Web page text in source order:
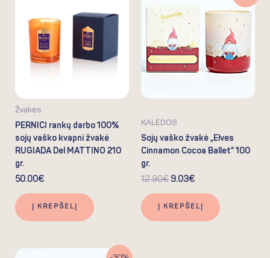
Žvakės
PERNICI rankų darbo 100%
sojų vaško kvapni žvakė
RUGIADA Del MATTINO 210
gr.
50.00€
Į KREPŠELĮ
KALĖDOS
Sojų vaško žvakė „Elves
Cinnamon Cocoa Ballet” 100
gr.
12.90€
was:
12.90€.
9.03€
9.03€.
Į KREPŠELĮ